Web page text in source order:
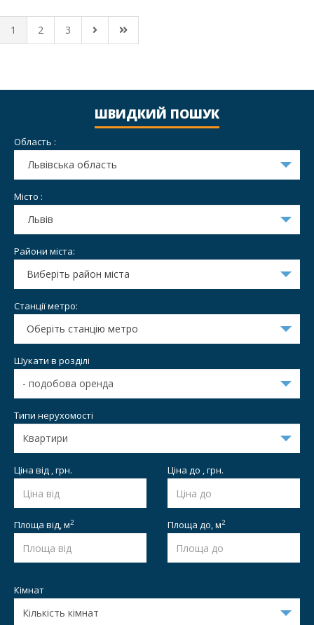
1 2 3
ШВИДКИЙ ПОШУК
Область :
Львівська область
Місто :
Львів
Райони міста:
Виберіть район міста
Станції метро:
Оберіть станцію метро
Шукати в розділі
Типи нерухомості
Ціна від , грн. Ціна до , грн.
Площа від,м2 Площа до,м2
Кімнат